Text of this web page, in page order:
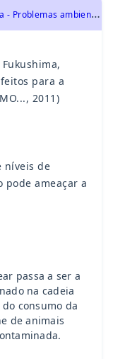
U
NICENTRO 2011 - Biologia - Problemas ambientais e medidas de conservação, Ecologia e ciências ambientais
para a
2011)
níveis de
pode ameaçar a
passa a ser a
na cadeia
consumo da
de animais